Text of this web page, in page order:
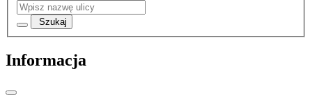
Szukaj
Informacja